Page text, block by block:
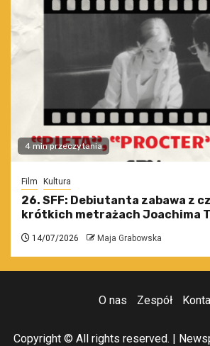
4 min przeczytania
Film Kultura
26. SFF: Debiutanta zabawa z
krótkich metrażach Joachima
14/07/2026 Maja Grabowska
O nas Zespół
Copyright © All rights reserved. |